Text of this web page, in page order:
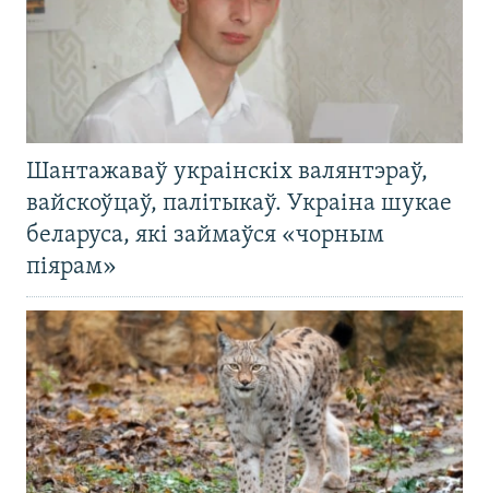
Шантажаваў украінскіх валянтэраў,
вайскоўцаў, палітыкаў. Украіна шукае
беларуса, які займаўся «чорным
піярам»